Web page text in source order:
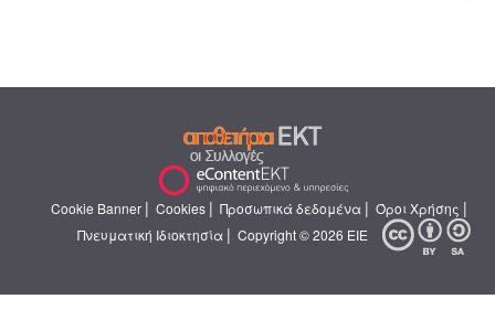
Cookie Banner | Cookies | Προσωπικά δεδομένα | Όροι Χρήσης |
Πνευματική Ιδιοκτησία | Copyright © 2026 ΕΙΕ